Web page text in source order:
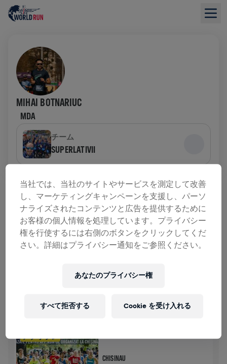
MIHAI BOTNARIUC
MDA
チーム
SUPERLATIVII
募金の概要
寄付金総額：$0.00 目標額: $0.00
寄付 寄付
アプリラン
CHISINAU
当社では、当社のサイトやサービスを測定して改善
し、マーケティングキャンペーンを支援し、パーソ
ナライズされたコンテンツと広告を提供するために
お客様の個人情報を処理しています。プライバシー
権を行使するには右側のボタンをクリックしてくだ
さい。詳細はプライバシー通知をご参照ください。
あなたのプライバシー権
すべて拒否する Cookie を受け入れる